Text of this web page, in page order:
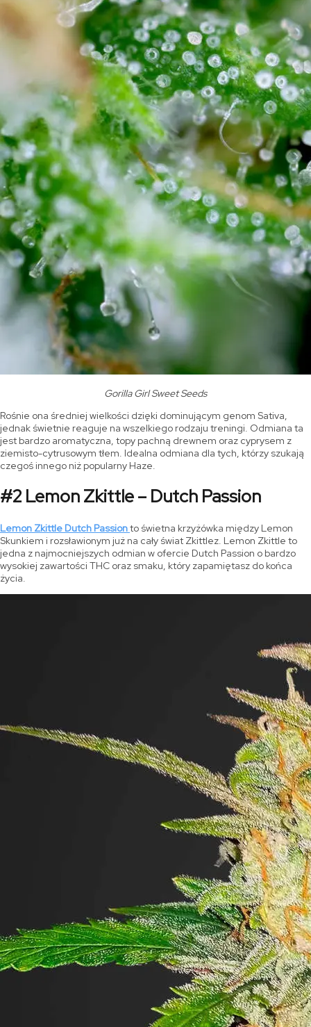
Gorilla Girl Sweet Seeds
Rośnie ona średniej wielkości dzięki dominującym genom Sativa,
jednak świetnie reaguje na wszelkiego rodzaju treningi. Odmiana ta
jest bardzo aromatyczna, topy pachną drewnem oraz cyprysem z
ziemisto-cytrusowym tłem. Idealna odmiana dla tych, którzy szukają
czegoś innego niż popularny Haze.
#2 Lemon Zkittle – Dutch Passion
Lemon Zkittle Dutch Passionto świetna krzyżówka między Lemon
Skunkiem i rozsławionym już na cały świat Zkittlez. Lemon Zkittle to
jedna z najmocniejszych odmian w ofercie Dutch Passion o bardzo
wysokiej zawartości THC oraz smaku, który zapamiętasz do końca
życia.